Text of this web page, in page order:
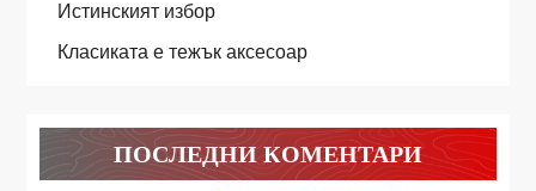
Истинският избор
Класиката е тежък аксесоар
ПОСЛЕДНИ КОМЕНТАРИ